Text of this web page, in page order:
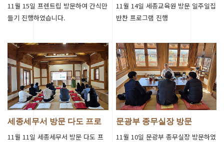
11월 15일 프렌트립 방문하여 간식만
들기 진행하였습니다.
11월 14일 세종교육원 방문 일주일집
반찬 프로그램 진행
세종세무서 방문 다도 프로
11월 11일 세종세무서 방문 다도 프
문광부 종무실장 방문
11월 10일 문광부 종무실장 방문하였